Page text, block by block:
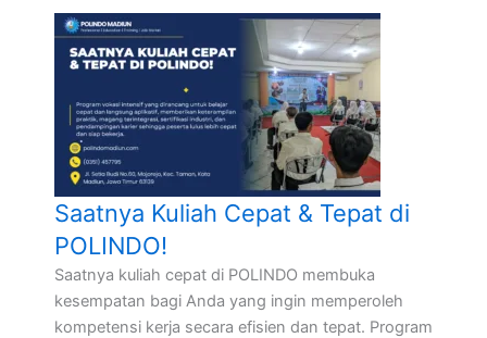
Saatnya Kuliah Cepat & Tepat di
POLINDO!
Saatnya kuliah cepat di POLINDO membuka
kesempatan bagi Anda yang ingin memperoleh
kompetensi kerja secara efisien dan tepat. Program